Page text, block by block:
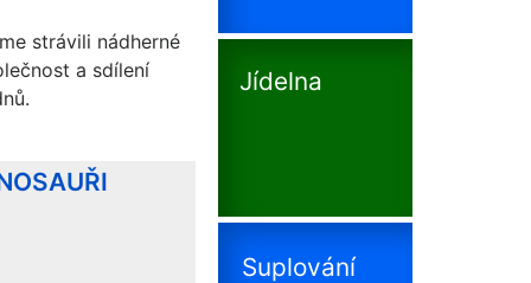
strávili nádherné
a sdílení
Jídelna
Suplování